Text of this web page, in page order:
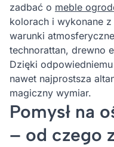
zadbać o meble
kolorach i wykonane
warunki
technorattan, drewno
Dzięki
nawet najprostsza
magiczny wymiar.
Pomysł na
– od czego